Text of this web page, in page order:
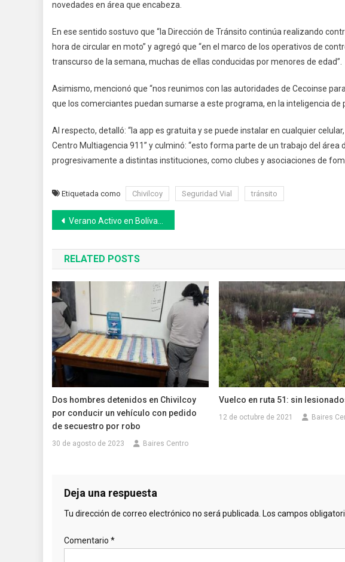
Operativos
De
Tránsito
Chivilcoy
novedades en área que encabeza.
En ese sentido sostuvo que “la Dirección de Tránsito continúa realizando
hora de circular en moto” y agregó que “en el marco de los operativos de
transcurso de la semana, muchas de ellas conducidas por menores de edad”.
Asimismo, mencionó que “nos reunimos con las autoridades de Cecoinse
que los comerciantes puedan sumarse a este programa, en la inteligencia de
Al respecto, detalló: “la app es gratuita y se puede instalar en cualquier
Centro Multiagencia 911” y culminó: “esto forma parte de un trabajo del área
progresivamente a distintas instituciones, como clubes y asociaciones de
Etiquetada como Chivilcoy Seguridad Vial tránsito
Navegación
de
entradas
Verano Activo en Bolívar: continúan las propuestas
RELATED POSTS
Dos hombres detenidos en Chivilcoy
por conducir un vehículo con pedido
de secuestro por robo
30 de agosto de 2023 Baires Centro
Vuelco en ruta 51: sin
12 de octubre de 2021 Baires
Deja una respuesta
Tu dirección de correo electrónico no será publicada. Los campos
Comentario *